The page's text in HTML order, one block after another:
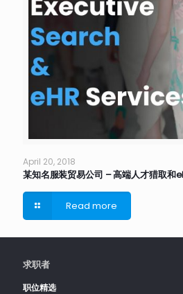
April 20, 2018
某知名服装贸易公司 – 高端人才猎取和
Read more
求职者
职位精选